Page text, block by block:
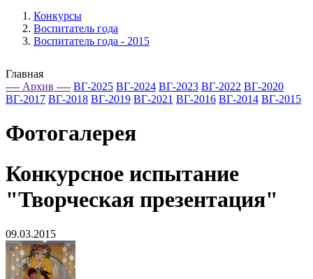
Конкурсы
Воспитатель года
Воспитатель года - 2015
Главная
---- Архив ---- ВГ-2025 ВГ-2024 ВГ-2023 ВГ-2022 ВГ-2020
ВГ-2017 ВГ-2018 ВГ-2019 ВГ-2021 ВГ-2016 ВГ-2014 ВГ-2015
Фотогалерея
Конкурсное испытание
"Творческая презентация"
09.03.2015